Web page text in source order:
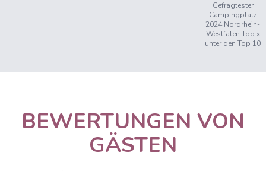
Gefragtester
Campingplatz
2024 Nordrhein-
Westfalen Top x
unter den Top 10
BEWERTUNGEN VON
GÄSTEN